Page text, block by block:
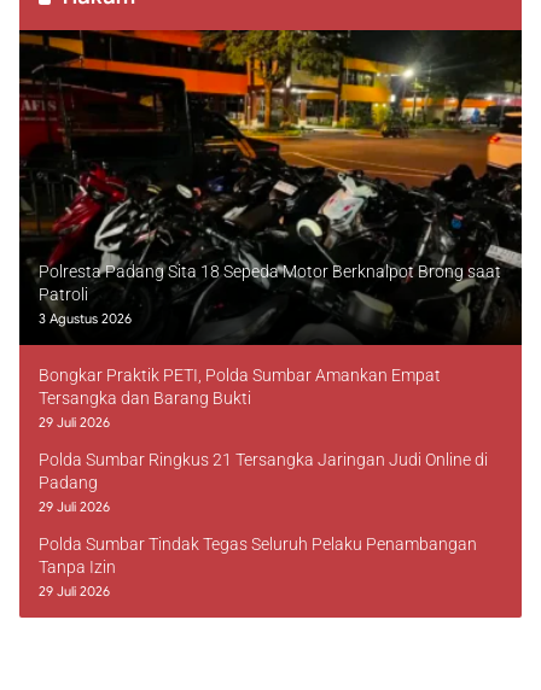
Polresta Padang Sita 18 Sepeda Motor Berknalpot Brong saat
Patroli
3 Agustus 2026
Bongkar Praktik PETI, Polda Sumbar Amankan Empat
Tersangka dan Barang Bukti
29 Juli 2026
Polda Sumbar Ringkus 21 Tersangka Jaringan Judi Online di
Padang
29 Juli 2026
Polda Sumbar Tindak Tegas Seluruh Pelaku Penambangan
Tanpa Izin
29 Juli 2026